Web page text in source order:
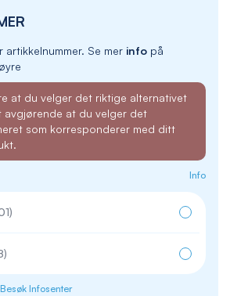
artikkelnummer. Se mer info på
at du velger det riktige alternativet
at du velger det
som korresponderer med ditt
Info
Besøk Infosenter